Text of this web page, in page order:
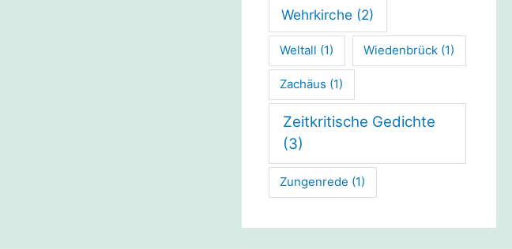
Wehrkirche (2)
Weltall (1) Wiedenbrück (1)
Zachäus (1)
Zeitkritische Gedichte
(3)
Zungenrede (1)